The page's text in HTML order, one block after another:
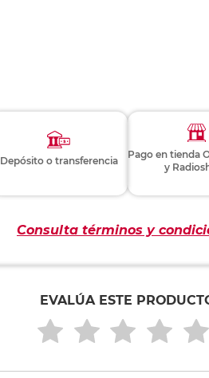
Depósito o transferencia
Pago en tienda
y
Consulta términos y
EVALÚA ESTE